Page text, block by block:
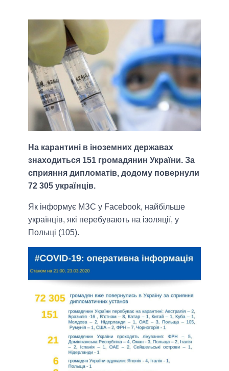
На карантині в іноземних державах
знаходиться 151 громадянин України. За
сприяння дипломатів, додому повернули
72 305 українців.
Як інформує МЗС у Facebook, найбільше
українців, які перебувають на ізоляції, у
Польщі (105).